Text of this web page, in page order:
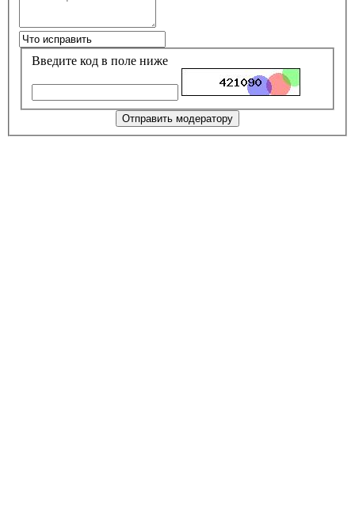
Введите код в поле ниже
Отправить модератору